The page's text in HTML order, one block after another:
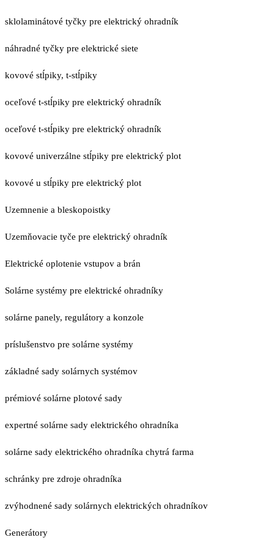
sklolaminátové tyčky pre elektrický ohradník
náhradné tyčky pre elektrické siete
kovové stĺpiky, t-stĺpiky
oceľové t-stĺpiky pre elektrický ohradník
oceľové t-stĺpiky pre elektrický ohradník
kovové univerzálne stĺpiky pre elektrický plot
kovové u stĺpiky pre elektrický plot
Uzemnenie a bleskopoistky
Uzemňovacie tyče pre elektrický ohradník
Elektrické oplotenie vstupov a brán
Solárne systémy pre elektrické ohradníky
solárne panely, regulátory a konzole
príslušenstvo pre solárne systémy
základné sady solárnych systémov
prémiové solárne plotové sady
expertné solárne sady elektrického ohradníka
solárne sady elektrického ohradníka chytrá farma
schránky pre zdroje ohradníka
zvýhodnené sady solárnych elektrických ohradníkov
Generátory